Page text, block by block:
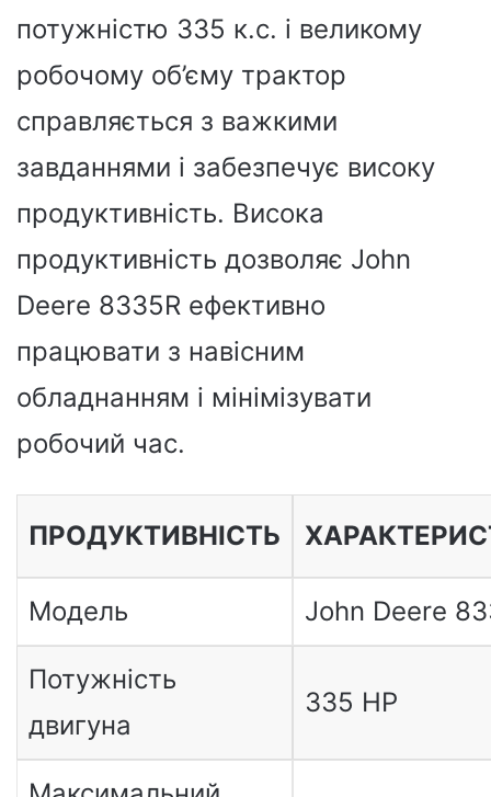
потужністю 335 к.с. і великому
робочому об’єму трактор
справляється з важкими
завданнями і забезпечує високу
продуктивність. Висока
продуктивність дозволяє John
Deere 8335R ефективно
працювати з навісним
обладнанням і мінімізувати
робочий час.
ПРОДУКТИВНІСТЬ
Модель John Deere
Потужність
двигуна
335 HP